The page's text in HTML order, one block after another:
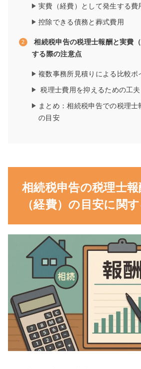
実費（経費）として発生する費
控除できる債務と葬式費用
相続税申告の税理士報酬と実費
する際の注意点
複数事務所見積りによる比較ポ
税理士費用を抑えるための工夫
まとめ：相続税申告での税理士
の目安
相続税申告の税理士
（経費）の目安に関